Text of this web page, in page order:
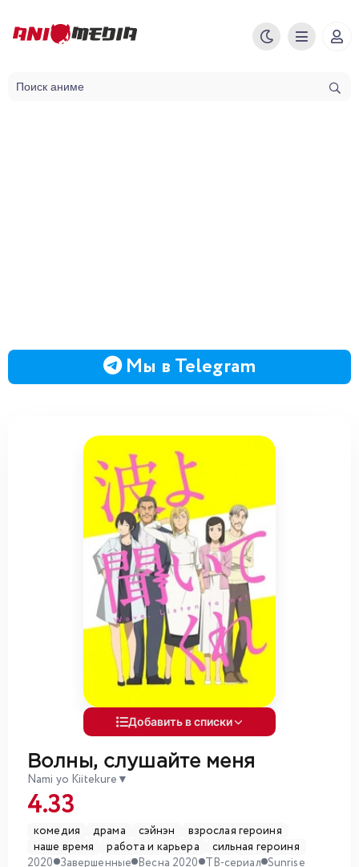
Мы в Telegram
Добавить в списки
Волны, слушайте меня
Nami yo Kiitekure ▼
4.33
комедия драма сэйнэн
взрослая героиня
наше время
работа и карьера
сильная героиня
2020 Завершенные Весна 2020 ТВ-сериал Sunrise